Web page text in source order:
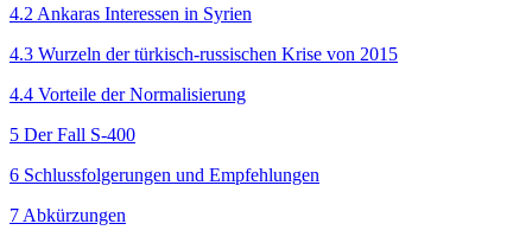
4.2 Ankaras Interessen in Syrien
4.3 Wurzeln der türkisch-russischen Krise von 2015
4.4 Vorteile der Normalisierung
5 Der Fall S-400
6 Schlussfolgerungen und Empfehlungen
7 Abkürzungen